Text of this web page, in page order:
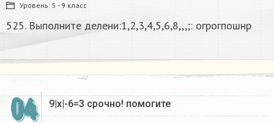
Уровень: 5 - 9 класс
525. Выполните делени:1,2,3,4,5,6,8,,,;: огрогпошнр​
04 9|x|-6=3 срочно! помогите ​